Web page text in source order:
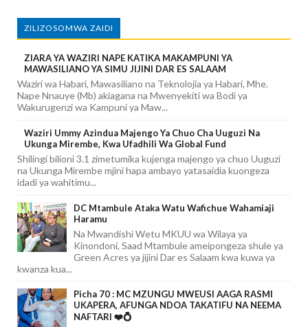
ZILIZOSOMWA ZAIDI
ZIARA YA WAZIRI NAPE KATIKA MAKAMPUNI YA
MAWASILIANO YA SIMU JIJINI DAR ES SALAAM
Waziri wa Habari, Mawasiliano na Teknolojia ya Habari, Mhe.
Nape Nnauye (Mb) akiagana na Mwenyekiti wa Bodi ya
Wakurugenzi wa Kampuni ya Maw...
Waziri Ummy Azindua Majengo Ya Chuo Cha Uuguzi Na
Ukunga Mirembe, Kwa Ufadhili Wa Global Fund
Shilingi bilioni 3.1 zimetumika kujenga majengo ya chuo Uuguzi
na Ukunga Mirembe mjini hapa ambayo yatasaidia kuongeza
idadi ya wahitimu...
DC Mtambule Ataka Watu Wafichue Wahamiaji
Haramu
Na Mwandishi Wetu MKUU wa Wilaya ya
Kinondoni, Saad Mtambule ameipongeza shule ya
Green Acres ya jijini Dar es Salaam kwa kuwa ya
kwanza kua...
Picha 70 : MC MZUNGU MWEUSI AAGA RASMI
UKAPERA, AFUNGA NDOA TAKATIFU NA NEEMA
NAFTARI ❤️💍